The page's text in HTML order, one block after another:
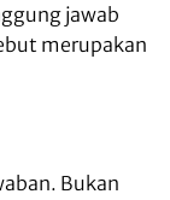
jawab
merupakan
Bukan